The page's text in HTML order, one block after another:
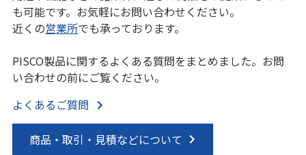
も可能です。お気軽にお問い合わせください。
近くの営業所でも承っております。
PISCO製品に関するよくある質問をまとめました。お問
い合わせの前にご覧ください。
よくあるご質問
商品・取引・見積などについて